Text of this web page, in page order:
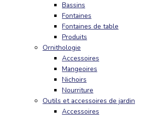
Bassins
Fontaines
Fontaines de table
Produits
Ornithologie
Accessoires
Mangeoires
Nichoirs
Nourriture
Outils et accessoires de jardin
Accessoires